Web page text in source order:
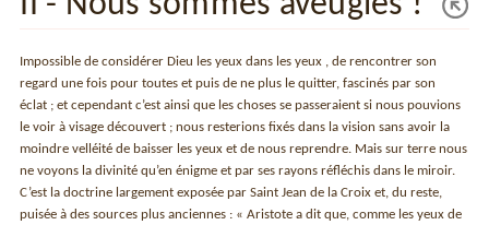
Impossible de considérer Dieu les yeux dans les yeux , de rencontrer son
regard une fois pour toutes et puis de ne plus le quitter, fascinés par son
éclat ; et cependant c’est ainsi que les choses se passeraient si nous pouvions
le voir à visage découvert ; nous resterions fixés dans la vision sans avoir la
moindre velléité de baisser les yeux et de nous reprendre. Mais sur terre nous
ne voyons la divinité qu’en énigme et par ses rayons réfléchis dans le miroir.
C’est la doctrine largement exposée par Saint Jean de la Croix et, du reste,
puisée à des sources plus anciennes : « Aristote a dit que, comme les yeux de